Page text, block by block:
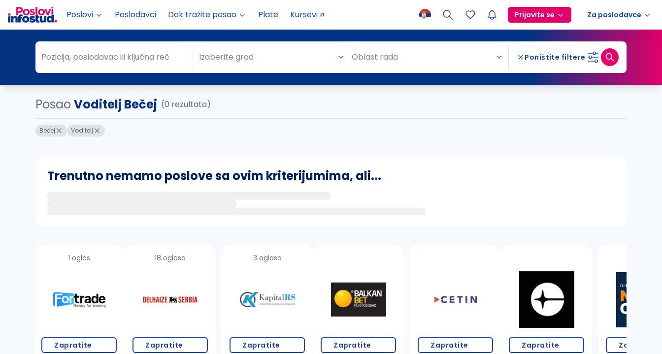
Poslovi Poslodavci Dok tražite posao Plate Kursevi Prijavite se Za poslodavce
Pozicija, poslodavac ili ključna reč
Pozicija, poslodavac ili ključna reč Grad
Izaberite grad Oblast rada Poništite filtere
PosaoVoditelj Bečej (0 rezultata)
Bečej Voditelj
Trenutno nemamo poslove sa ovim kriterijumima, ali...
proverite pravopisne greške (koristite č, ć, š, đ, ž, dž)
povećajte radijus za odabrani grad
1 oglas
Zapratite
18 oglasa
Zapratite
3 oglasa
Zapratite Zapratite Zapratite Zapratite Zapratite